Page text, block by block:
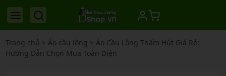
Trang chủ > Áo cầu lông > Áo Cầu Lông Thấm Hút Giá Rẻ:
Hướng Dẫn Chọn Mua Toàn Diện